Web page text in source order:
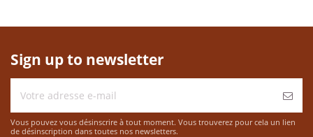
Sign up to newsletter
Vous pouvez vous désinscrire à tout moment. Vous trouverez pour cela un lien
de désinscription dans toutes nos newsletters.